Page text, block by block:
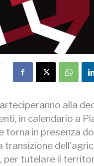
alla
in calendario a
torna in presenza
transizione
per tutelare il